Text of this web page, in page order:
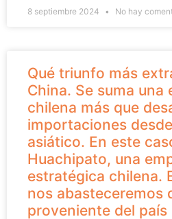
8 septiembre 2024 No hay
Qué triunfo más
China. Se suma una
chilena más que
importaciones
asiático. En este
Huachipato, una
estratégica chilena.
nos abasteceremos
proveniente del país